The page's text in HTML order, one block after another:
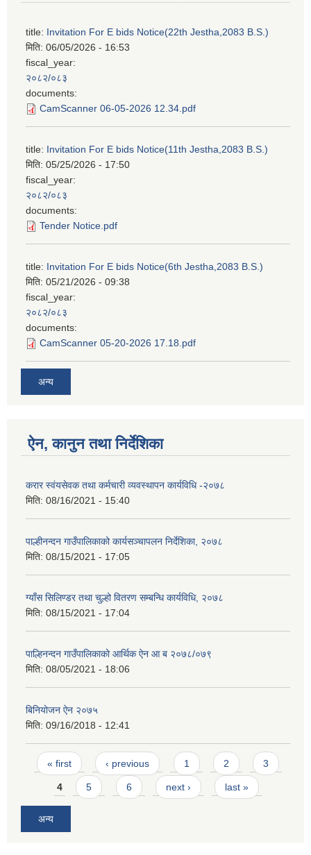
title: Invitation For E bids Notice(22th Jestha,2083 B.S.)
मिति: 06/05/2026 - 16:53
fiscal_year:
२०८२/०८३
documents:
CamScanner 06-05-2026 12.34.pdf
title: Invitation For E bids Notice(11th Jestha,2083 B.S.)
मिति: 05/25/2026 - 17:50
fiscal_year:
२०८२/०८३
documents:
Tender Notice.pdf
title: Invitation For E bids Notice(6th Jestha,2083 B.S.)
मिति: 05/21/2026 - 09:38
fiscal_year:
२०८२/०८३
documents:
CamScanner 05-20-2026 17.18.pdf
अन्य
ऐन, कानुन तथा निर्देशिका
करार स्वंयसेवक तथा कर्मचारी व्यवस्थापन कार्यविधि -२०७८
मिति: 08/16/2021 - 15:40
पाल्हीनन्दन गाउँपालिकाको कार्यसञ्चापलन निर्देशिका, २०७८
मिति: 08/15/2021 - 17:05
ग्याँस सिलिण्डर तथा चुल्हो वितरण सम्बन्धि कार्यविधि, २०७८
मिति: 08/15/2021 - 17:04
पाल्हिनन्दन गाउँपालिकाको आर्थिक ऐन आ ब २०७८/०७९
मिति: 08/05/2021 - 18:06
बिनियोजन ऐन २०७५
मिति: 09/16/2018 - 12:41
Pages
« first ‹ previous 1 2 3
4 5 6 next › last »
अन्य